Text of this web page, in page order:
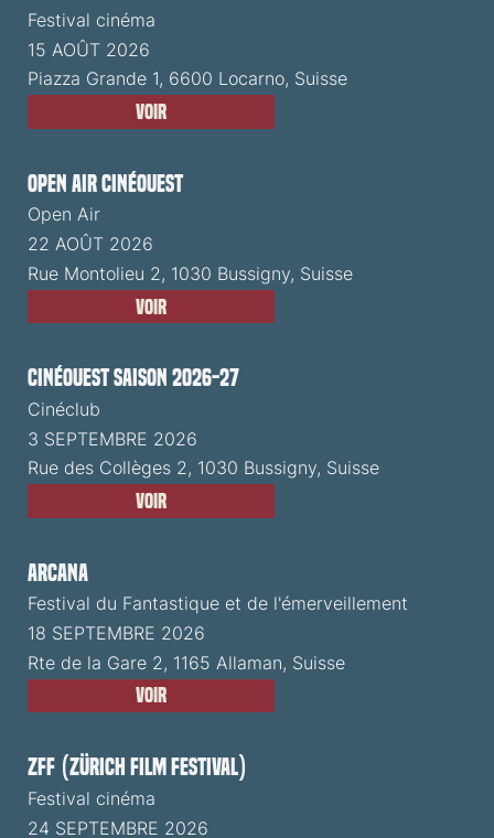
Festival cinéma
15 AOÛT 2026
Piazza Grande 1, 6600 Locarno, Suisse
Voir
Open Air CinéOuest
Open Air
22 AOÛT 2026
Rue Montolieu 2, 1030 Bussigny, Suisse
Voir
CinéOuest Saison 2026-27
Cinéclub
3 SEPTEMBRE 2026
Rue des Collèges 2, 1030 Bussigny, Suisse
Voir
ARCANA
Festival du Fantastique et de l'émerveillement
18 SEPTEMBRE 2026
Rte de la Gare 2, 1165 Allaman, Suisse
Voir
ZFF (Zürich Film Festival)
Festival cinéma
24 SEPTEMBRE 2026